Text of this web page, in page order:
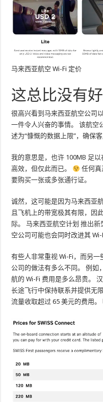
马来西亚航空 Wi-Fi 定价
这总比没有
很高兴看到马来西亚航空公司
一件令人兴奋的事情。 该航空
述为“慷慨的数据上限”，确保
我的意思是，也许 100MB 足
高效，但仅此而已。
任何真
要购买一张或多张通行证。
诚然，这可能是因为马来西亚
且飞机上的带宽极其有限，因
际。 马来西亚航空计划推出新
空公司可能也会同时改进其 Wi-
有些人非常重视 Wi-Fi，而另
公司的做法有多么不同。 例如
航的 Wi-Fi 费用是多么昂贵。
长途飞行中保持联系并提供无
流量收取超过 65 美元的费用。